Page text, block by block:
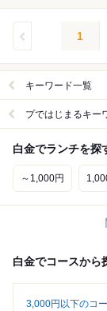
1
キーワード一覧
プではじまるキー
白金でランチを探
～1,000円
白金でコースから
3,000円以下のコ